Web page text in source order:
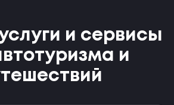
и сервисы
и